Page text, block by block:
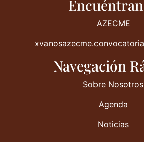
AZECME
Navegación
Sobre Nosotros
Agenda
Noticias